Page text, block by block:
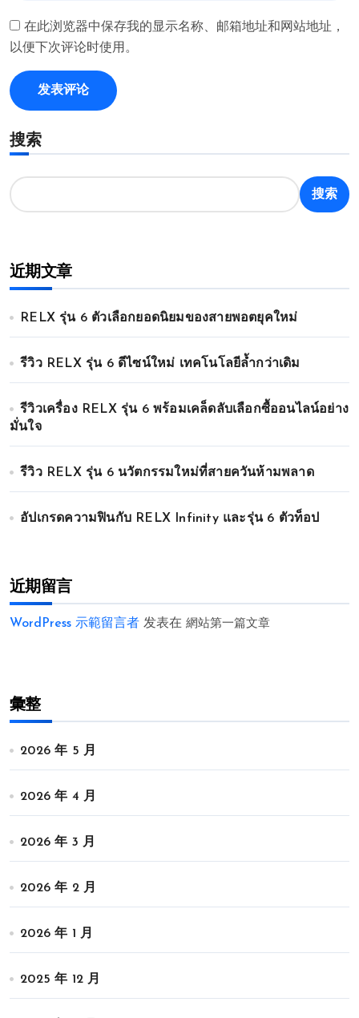
在此浏览器中保存我的显示名称、邮箱地址和网站地址，
以便下次评论时使用。
搜索
搜索
近期文章
RELX รุ่น 6 ตัวเลือกยอดนิยมของสายพอตยุคใหม่
รีวิว RELX รุ่น 6 ดีไซน์ใหม่ เทคโนโลยีล้ำกว่าเดิม
รีวิวเครื่อง RELX รุ่น 6 พร้อมเคล็ดลับเลือกซื้ออนไลน์อย่าง
มั่นใจ
รีวิว RELX รุ่น 6 นวัตกรรมใหม่ที่สายควันห้ามพลาด
อัปเกรดความฟินกับ RELX Infinity และรุ่น 6 ตัวท็อป
近期留言
WordPress 示範留言者 发表在 網站第一篇文章
彙整
2026 年 5 月
2026 年 4 月
2026 年 3 月
2026 年 2 月
2026 年 1 月
2025 年 12 月